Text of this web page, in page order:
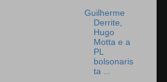
Guilherme
Derrite,
Hugo
Motta e a
PL
bolsonaris
ta ...